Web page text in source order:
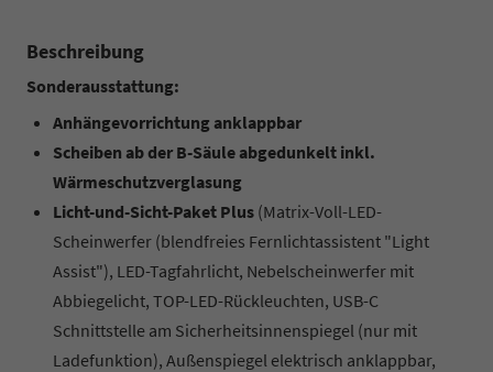
Beschreibung
Sonderausstattung:
Anhängevorrichtung anklappbar
Scheiben ab der B-Säule abgedunkelt inkl.
Wärmeschutzverglasung
Licht-und-Sicht-Paket Plus (Matrix-Voll-LED-
Scheinwerfer (blendfreies Fernlichtassistent "Light
Assist"), LED-Tagfahrlicht, Nebelscheinwerfer mit
Abbiegelicht, TOP-LED-Rückleuchten, USB-C
Schnittstelle am Sicherheitsinnenspiegel (nur mit
Ladefunktion), Außenspiegel elektrisch anklappbar,